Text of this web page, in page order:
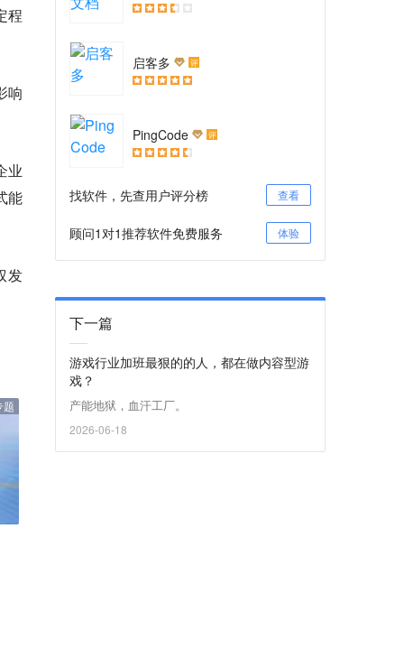
程
响
业
能
发
题
启客多 评
PingCode 评
找软件，先查用户评分榜 查看
顾问1对1推荐软件免费服务 体验
下一篇
游戏行业加班最狠的的人，都在做内容型游
戏？
产能地狱，血汗工厂。
2026-06-18